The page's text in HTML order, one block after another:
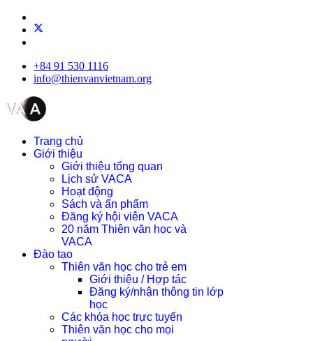
+84 91 530 1116
info@thienvanvietnam.org
Trang chủ
Giới thiệu
Giới thiệu tổng quan
Lịch sử VACA
Hoạt động
Sách và ấn phẩm
Đăng ký hội viên VACA
20 năm Thiên văn học và
VACA
Đào tạo
Thiên văn học cho trẻ em
Giới thiệu / Hợp tác
Đăng ký/nhận thông tin lớp
học
Các khóa học trực tuyến
Thiên văn học cho mọi